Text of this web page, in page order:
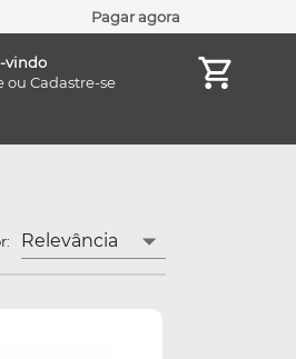
Pagar agora
vindo
ou Cadastre-se
Relevância